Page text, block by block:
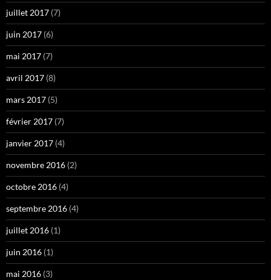
juillet 2017 (7)
juin 2017 (6)
mai 2017 (7)
avril 2017 (8)
mars 2017 (5)
février 2017 (7)
janvier 2017 (4)
novembre 2016 (2)
octobre 2016 (4)
septembre 2016 (4)
juillet 2016 (1)
juin 2016 (1)
mai 2016 (3)